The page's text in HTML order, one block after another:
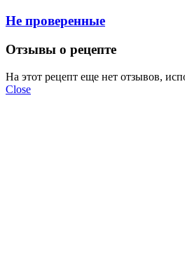
Не проверенные
Отзывы о рецепте
На этот рецепт еще нет отзывов,
Close